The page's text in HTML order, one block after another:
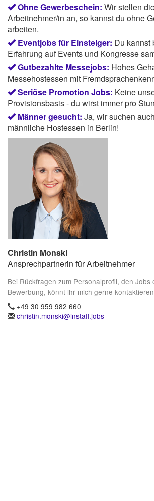
Ohne Gewerbeschein: Wir stellen
Arbeitnehmer/in an, so kannst du ohne
arbeiten.
Eventjobs für Einsteiger: Du kannst
Erfahrung auf Events und Kongresse
Gutbezahlte Messejobs: Hohes
Messehostessen mit
Seriöse Promotion Jobs: Keine
Provisionsbasis - du wirst immer pro
Männer gesucht: Ja, wir suchen
männliche Hostessen in Berlin!
Christin Monski
Ansprechpartnerin für Arbeitnehmer
Bei Rückfragen zum Personalprofil, den Jobs
Bewerbung, könnt ihr mich gerne
+49 30 959 982 660
christin.monski@instaff.jobs